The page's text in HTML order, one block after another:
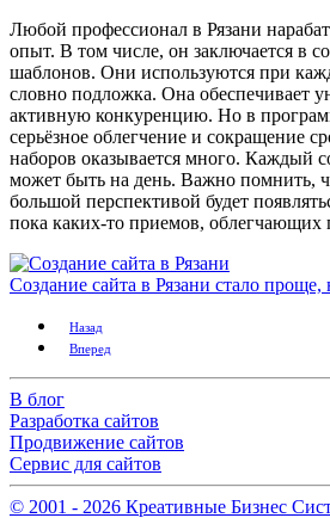
Любой профессионал в Рязани
опыт. В том числе, он заключается в
шаблонов. Они используются при
словно подложка. Она обеспечивает
активную конкуренцию. Но в
серьёзное облегчение и сокращение
наборов оказывается много. Каждый
может быть на день. Важно помнить,
большой перспективой будет
пока каких-то приемов, облегчающих
Создание сайта в Рязани стало проще,
Назад
Вперед
В блог
Разработка сайтов
Продвижение сайтов
Сервис для сайтов
© 2001 - 2026 Креативные Бизнес